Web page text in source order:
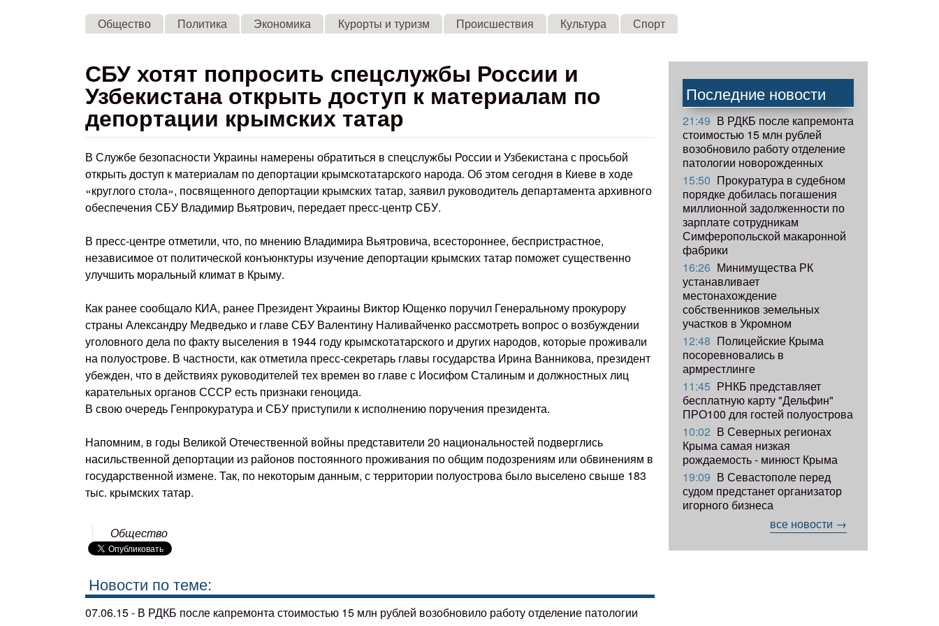
Skip to main content
Общество Политика Экономика Курорты и туризм Происшествия Культура Спорт
СБУ хотят попросить спецслужбы России и
Узбекистана открыть доступ к материалам по
депортации крымских татар
В Службе безопасности Украины намерены обратиться в спецслужбы России и Узбекистана с просьбой
открыть доступ к материалам по депортации крымскотатарского народа. Об этом сегодня в Киеве в ходе
«круглого стола», посвященного депортации крымских татар, заявил руководитель департамента архивного
обеспечения СБУ Владимир Вьятрович, передает пресс-центр СБУ.
В пресс-центре отметили, что, по мнению Владимира Вьятровича, всестороннее, беспристрастное,
независимое от политической конъюнктуры изучение депортации крымских татар поможет существенно
улучшить моральный климат в Крыму.
Как ранее сообщало КИА, ранее Президент Украины Виктор Ющенко поручил Генеральному прокурору
страны Александру Медведько и главе СБУ Валентину Наливайченко рассмотреть вопрос о возбуждении
уголовного дела по факту выселения в 1944 году крымскотатарского и других народов, которые проживали
на полуострове. В частности, как отметила пресс-секретарь главы государства Ирина Ванникова, президент
убежден, что в действиях руководителей тех времен во главе с Иосифом Сталиным и должностных лиц
карательных органов СССР есть признаки геноцида.
В свою очередь Генпрокуратура и СБУ приступили к исполнению поручения президента.
Напомним, в годы Великой Отечественной войны представители 20 национальностей подверглись
насильственной депортации из районов постоянного проживания по общим подозрениям или обвинениям в
государственной измене. Так, по некоторым данным, с территории полуострова было выселено свыше 183
тыс. крымских татар.
Общество
Новости по теме:
07.06.15 - В РДКБ после капремонта стоимостью 15 млн рублей возобновило работу отделение патологии
Последние новости
21:49 В РДКБ после капремонта
стоимостью 15 млн рублей
возобновило работу отделение
патологии новорожденных
15:50 Прокуратура в судебном
порядке добилась погашения
миллионной задолженности по
зарплате сотрудникам
Симферопольской макаронной
фабрики
16:26 Минимущества РК
устанавливает
местонахождение
собственников земельных
участков в Укромном
12:48 Полицейские Крыма
посоревновались в
армрестлинге
11:45 РНКБ представляет
бесплатную карту "Дельфин"
ПРО100 для гостей полуострова
10:02 В Северных регионах
Крыма самая низкая
рождаемость - минюст Крыма
19:09 В Севастополе перед
судом предстанет организатор
игорного бизнеса
все новости →